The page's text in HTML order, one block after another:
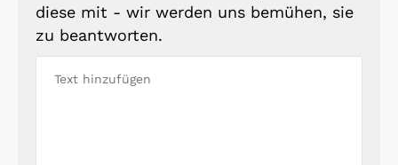
diese mit - wir werden uns bemühen, sie
zu beantworten.